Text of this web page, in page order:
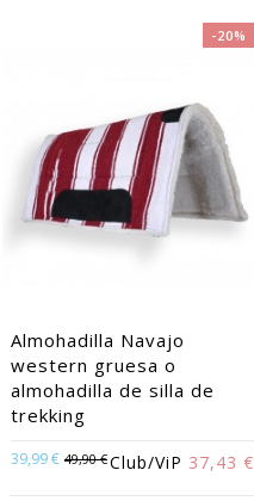
-20%
Almohadilla Navajo
western gruesa o
almohadilla de silla de
trekking
39,99 € 49,90 €Club/ViP 37,43 €